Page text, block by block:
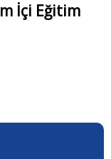
İçi Eğitim